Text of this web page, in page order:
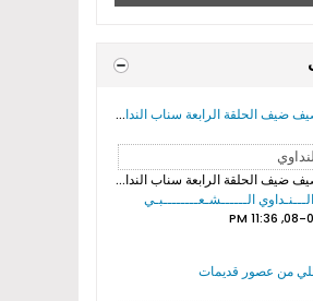
ماجد النصيف ضيف الحلقة الرابعة سناب النداوي
ماجد النصيف ضيف الحلقة الرابعة سناب النداوي...
الـــنـداوي الــــــشـعــــــــبـي
08-04-
من عصور قديمات